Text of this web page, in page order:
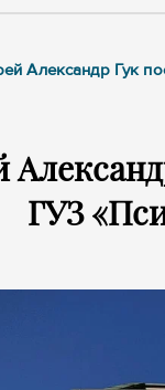
Александр Гук
ГУЗ